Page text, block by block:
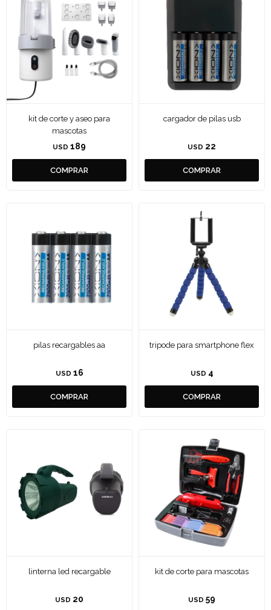
kit de corte y aseo para
mascotas
USD 189
cargador de pilas usb
USD 22
pilas recargables aa
USD 16
tripode para smartphone flex
USD 4
linterna led recargable
USD 20
kit de corte para mascotas
USD 59